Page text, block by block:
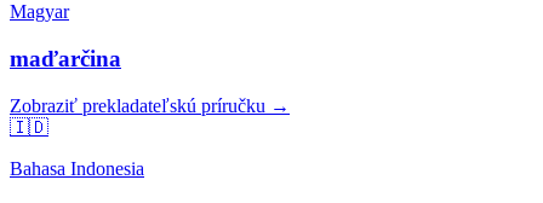
Magyar
maďarčina
Zobraziť prekladateľskú príručku →
🇮🇩
Bahasa Indonesia